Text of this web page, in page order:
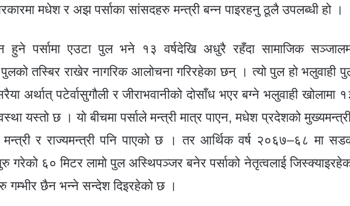
मधेश र अझ पर्साका सांसदहरु मन्त्री बन्न पाइरहनु ठूलै उपलब्धी हो ।
हुने पर्सामा एउटा पुल भने १३ वर्षदेखि अधुरै रहँदा सामाजिक
तस्बिर राखेर नागरिक आलोचना गरिरहेका छन् । त्यो पुल हो भलुवाही
अर्थात् पटेर्वासुगौली र जीराभवानीको दोसाँध भएर बग्ने भलुवाही खोलामा
यस्तो छ । यो बीचमा पर्साले मन्त्री मात्र पाएन, मधेश प्रदेशको
र राज्यमन्त्री पनि पाएको छ । तर आर्थिक वर्ष २०६७–६८ मा
गरेको ६० मिटर लामो पुल अस्थिपञ्जर बनेर पर्साको नेतृत्वलाई
छैन भन्ने सन्देश दिइरहेको छ ।